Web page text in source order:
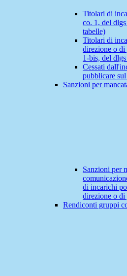
Titolari di
co. 1, del
tabelle)
Titolari di
direzione o
1-bis, del
Cessati
pubblicare
Sanzioni per
Sanzioni per
di incarichi
direzione o di
Rendiconti gruppi